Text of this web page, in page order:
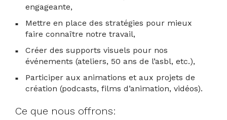
engageante,
Mettre en place des stratégies pour mieux
faire connaître notre travail,
Créer des supports visuels pour nos
événements (ateliers, 50 ans de l’asbl, etc.),
Participer aux animations et aux projets de
création (podcasts, films d’animation, vidéos).
Ce que nous offrons: